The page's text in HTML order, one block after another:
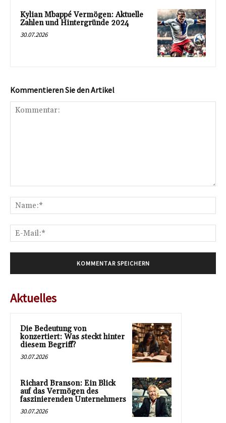
Kylian Mbappé Vermögen: Aktuelle
Zahlen und Hintergründe 2024
30.07.2026
Kommentieren Sie den Artikel
Aktuelles
Die Bedeutung von
konzertiert: Was steckt hinter
diesem Begriff?
30.07.2026
Richard Branson: Ein Blick
auf das Vermögen des
faszinierenden Unternehmers
30.07.2026